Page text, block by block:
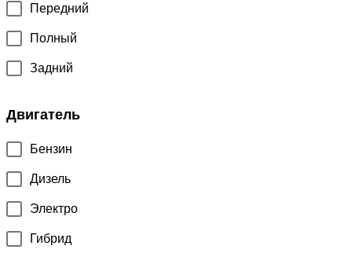
Передний
Полный
Задний
Двигатель
Бензин
Дизель
Электро
Гибрид